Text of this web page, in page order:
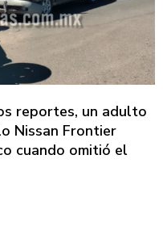
reportes, un adulto
Nissan Frontier
cuando omitió el